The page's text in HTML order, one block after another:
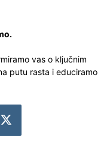
vas o ključnim
putu rasta i educiramo